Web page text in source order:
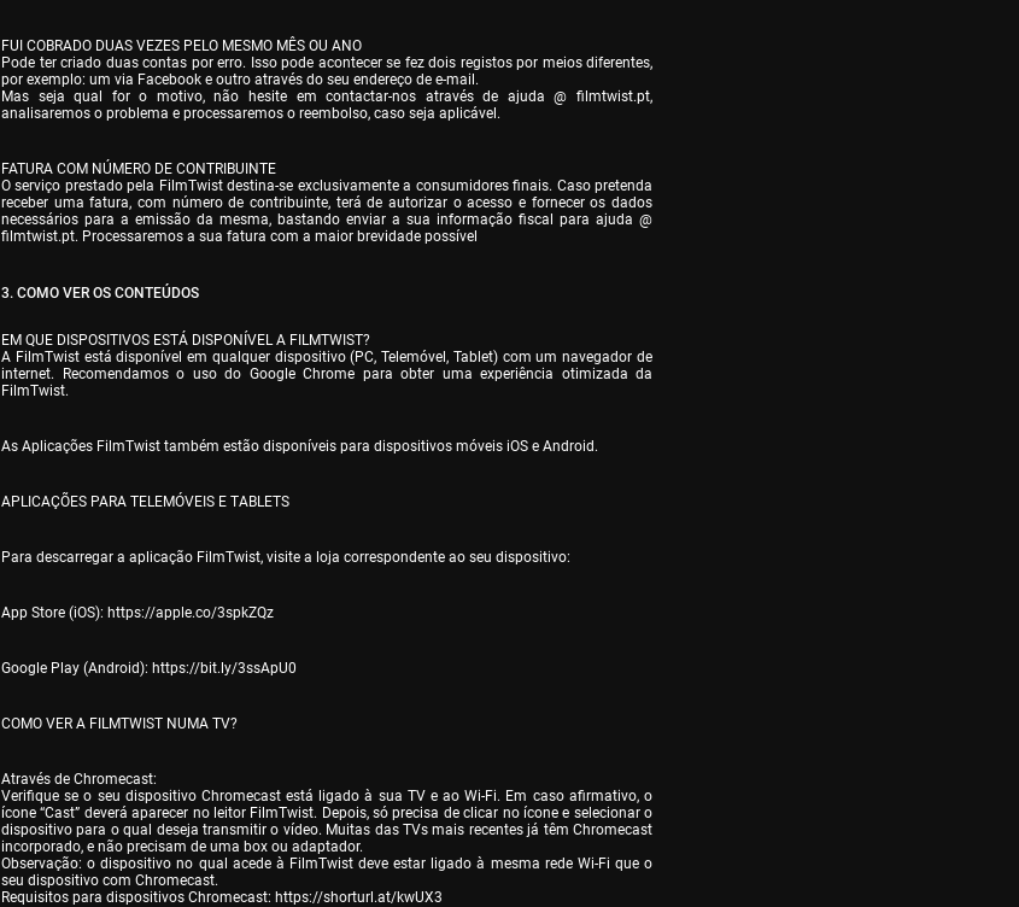
FUI COBRADO DUAS VEZES PELO MESMO MÊS OU ANO
Pode ter criado duas contas por erro. Isso pode acontecer se fez dois registos por meios diferentes,
por exemplo: um via Facebook e outro através do seu endereço de e-mail.
Mas seja qual for o motivo, não hesite em contactar-nos através de ajuda @ filmtwist.pt,
analisaremos o problema e processaremos o reembolso, caso seja aplicável.
FATURA COM NÚMERO DE CONTRIBUINTE
O serviço prestado pela FilmTwist destina-se exclusivamente a consumidores finais. Caso pretenda
receber uma fatura, com número de contribuinte, terá de autorizar o acesso e fornecer os dados
necessários para a emissão da mesma, bastando enviar a sua informação fiscal para ajuda @
filmtwist.pt. Processaremos a sua fatura com a maior brevidade possível
3. COMO VER OS CONTEÚDOS
EM QUE DISPOSITIVOS ESTÁ DISPONÍVEL A FILMTWIST?
A FilmTwist está disponível em qualquer dispositivo (PC, Telemóvel, Tablet) com um navegador de
internet. Recomendamos o uso do Google Chrome para obter uma experiência otimizada da
FilmTwist.
As Aplicações FilmTwist também estão disponíveis para dispositivos móveis iOS e Android.
APLICAÇÕES PARA TELEMÓVEIS E TABLETS
Para descarregar a aplicação FilmTwist, visite a loja correspondente ao seu dispositivo:
App Store (iOS): https://apple.co/3spkZQz
Google Play (Android): https://bit.ly/3ssApU0
COMO VER A FILMTWIST NUMA TV?
Através de Chromecast:
Verifique se o seu dispositivo Chromecast está ligado à sua TV e ao Wi-Fi. Em caso afirmativo, o
ícone “Cast” deverá aparecer no leitor FilmTwist. Depois, só precisa de clicar no ícone e selecionar o
dispositivo para o qual deseja transmitir o vídeo. Muitas das TVs mais recentes já têm Chromecast
incorporado, e não precisam de uma box ou adaptador.
Observação: o dispositivo no qual acede à FilmTwist deve estar ligado à mesma rede Wi-Fi que o
seu dispositivo com Chromecast.
Requisitos para dispositivos Chromecast: https://shorturl.at/kwUX3